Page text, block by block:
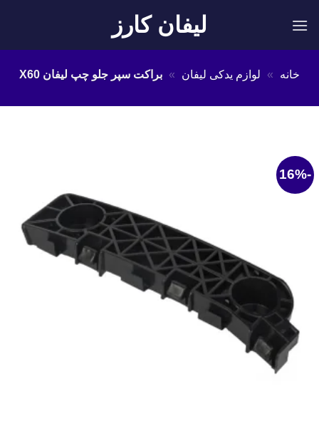
لیفان کارز
خانه » لوازم یدکی لیفان » براکت سپر جلو چپ لیفان X60
-16%